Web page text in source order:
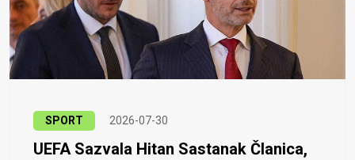
SPORT 2026-07-30
UEFA Sazvala Hitan Sastanak Članica,